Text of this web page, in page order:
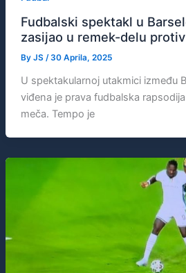
Fudbalski spektakl u
zasijao u remek-delu
By JS /30 Aprila, 2025
U spektakularnoj utakmici između
viđena je prava fudbalska
meča. Tempo je